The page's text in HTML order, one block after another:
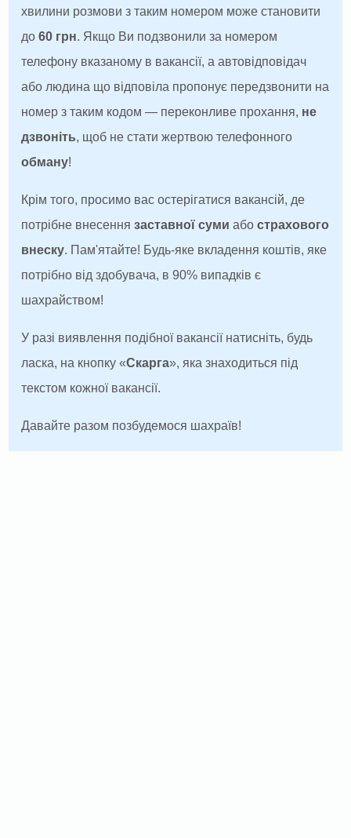
хвилини розмови з таким номером може становити
до60 грн. Якщо Ви подзвонили за номером
телефону вказаному в вакансії, а автовідповідач
або людина що відповіла пропонує передзвонити на
номер з таким кодом — переконливе прохання, не
дзвоніть, щоб не стати жертвою телефонного
обману!
Крім того, просимо вас остерігатися вакансій, де
потрібне внесеннязаставної суми абострахового
внеску. Пам'ятайте! Будь-яке вкладення коштів, яке
потрібно від здобувача, в 90% випадків є
шахрайством!
У разі виявлення подібної вакансії натисніть, будь
ласка, на кнопку «Скарга», яка знаходиться під
текстом кожної вакансії.
Давайте разом позбудемося шахраїв!